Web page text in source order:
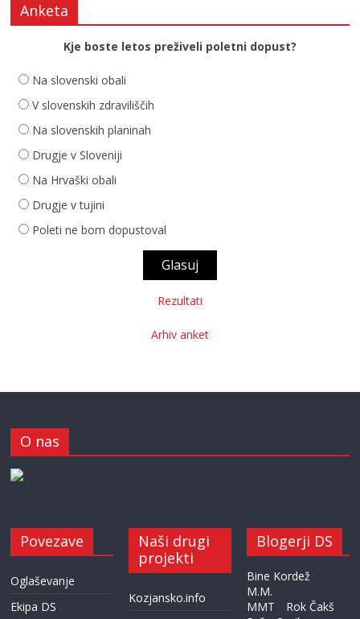
Anketa
Kje boste letos preživeli poletni dopust?
Na slovenski obali
V slovenskih zdraviliščih
Na slovenskih planinah
Drugje v Sloveniji
Na Hrvaški obali
Drugje v tujini
Poleti ne bom dopustoval
Rezultati
Arhiv anket
O nas
Povezave
Oglaševanje
Ekipa DS
Naši drugi
projekti
Kozjansko.info
Blogerji DS
Bine Kordež
M.M.
MMT
Rok Čakš